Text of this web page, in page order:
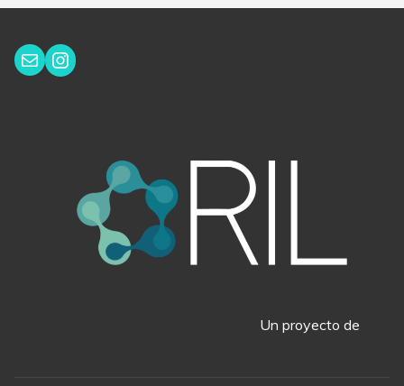
Correo electrónico
Instagram
Un proyecto de